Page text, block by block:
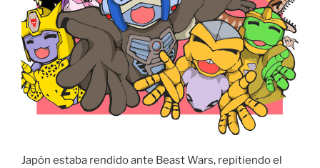
Japón estaba rendido ante Beast Wars, repitiendo el